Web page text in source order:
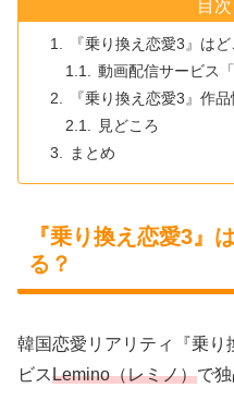
目次
『乗り換え恋愛3』は
動画配信サービス
『乗り換え恋愛3』作
見どころ
まとめ
『乗り換え恋愛3』
る？
韓国恋愛リアリティ『乗り
ビスLemino（レミノ）で